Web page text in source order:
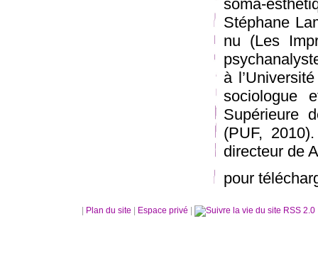
soma-
Stéphane
nu (Les
à
sociologue
Supérieure
(PUF,
directeur de
pour
Plan du site Espace privé RSS 2.0